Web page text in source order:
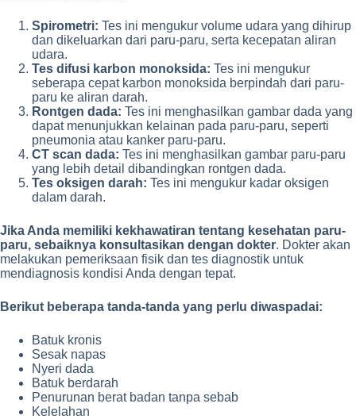
Spirometri: Tes ini mengukur volume udara yang dihirup
dan dikeluarkan dari paru-paru, serta kecepatan aliran
udara.
Tes difusi karbon monoksida: Tes ini mengukur
seberapa cepat karbon monoksida berpindah dari paru-
paru ke aliran darah.
Rontgen dada: Tes ini menghasilkan gambar dada yang
dapat menunjukkan kelainan pada paru-paru, seperti
pneumonia atau kanker paru-paru.
CT scan dada: Tes ini menghasilkan gambar paru-paru
yang lebih detail dibandingkan rontgen dada.
Tes oksigen darah: Tes ini mengukur kadar oksigen
dalam darah.
Jika Anda memiliki kekhawatiran tentang kesehatan paru-
paru, sebaiknya konsultasikan dengan dokter. Dokter akan
melakukan pemeriksaan fisik dan tes diagnostik untuk
mendiagnosis kondisi Anda dengan tepat.
Berikut beberapa tanda-tanda yang perlu diwaspadai:
Batuk kronis
Sesak napas
Nyeri dada
Batuk berdarah
Penurunan berat badan tanpa sebab
Kelelahan